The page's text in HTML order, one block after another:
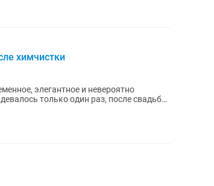
химчистки
только один раз, после свадьбы